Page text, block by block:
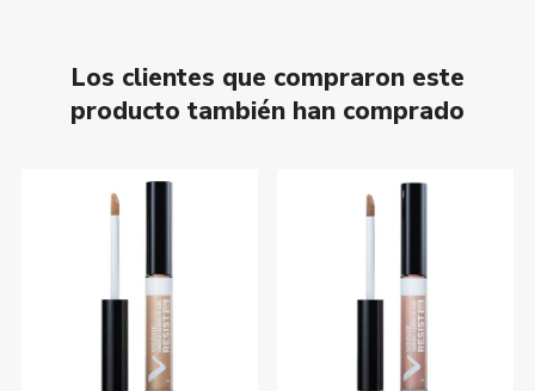
Los clientes que compraron este
producto también han comprado